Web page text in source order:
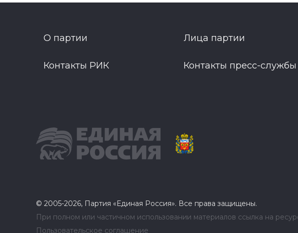
О партии Лица партии
Контакты РИК Контакты пресс-службы
© 2005-2026, Партия «Единая Россия». Все права защищены.
При полном или частичном использовании материалов ссылка на
Пользовательское соглашение